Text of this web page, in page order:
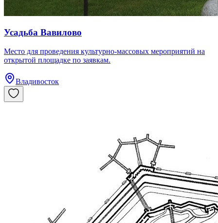
Усадьба Вавилово
Место для проведения культурно-массовых мероприятий на
открытой площадке по заявкам.
Владивосток